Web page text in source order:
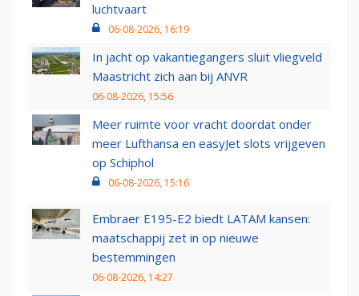
luchtvaart
06-08-2026, 16:19
In jacht op vakantiegangers sluit vliegveld
Maastricht zich aan bij ANVR
06-08-2026, 15:56
Meer ruimte voor vracht doordat onder
meer Lufthansa en easyJet slots vrijgeven
op Schiphol
06-08-2026, 15:16
Embraer E195-E2 biedt LATAM kansen:
maatschappij zet in op nieuwe
bestemmingen
06-08-2026, 14:27